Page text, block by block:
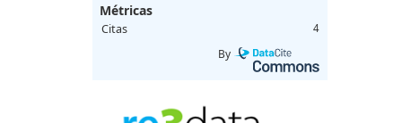
Métricas
Citas 4
By